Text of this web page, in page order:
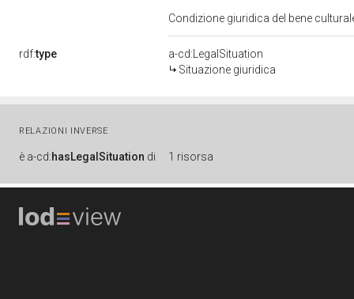
Condizione giuridica del bene
rdf:type
a-cd:LegalSituation
Situazione giuridica
RELAZIONI INVERSE
è a-cd:hasLegalSituation di 1 risorsa